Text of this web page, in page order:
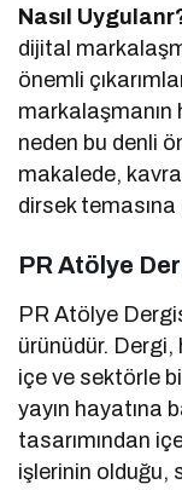
Nasıl
dijital
önemli
markalaşmanın
neden bu denli
makalede,
dirsek temasına
PR Atölye
PR Atölye
ürünüdür. Dergi,
içe ve sektörle
yayın hayatına
tasarımından
işlerinin olduğu,